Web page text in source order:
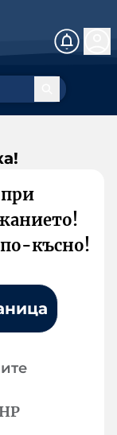
късно!